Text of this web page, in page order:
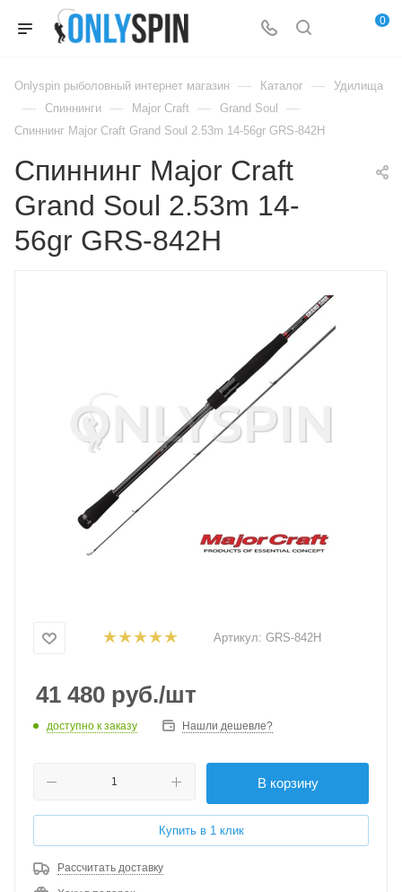
0
Onlyspin рыболовный интернет магазин — Каталог — Удилища
— Спиннинги — Major Craft — Grand Soul —
Спиннинг Major Craft Grand Soul 2.53m 14-56gr GRS-842H
Спиннинг Major Craft
Grand Soul 2.53m 14-
56gr GRS-842H
Артикул: GRS-842H
41 480 руб./шт
доступно к заказу Нашли дешевле?
В корзину
Купить в 1 клик
Рассчитать доставку